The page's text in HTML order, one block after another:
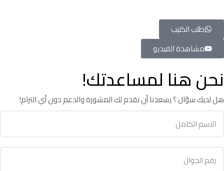
طلب الكتيب
مشاهدة الفيديو
نحن هنا لمساعدتك!
هل لديك سؤال ؟ يسعدنا أن نقدم لك المشورة والدعم دون أي التزام!